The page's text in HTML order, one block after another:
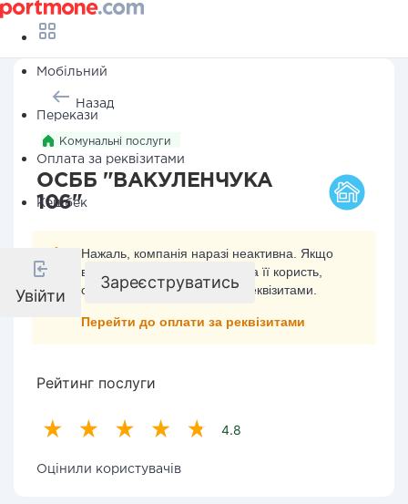
Мобільний
Перекази
Оплата за реквізитами
Кешбек
Увійти
Зареєструватись
Назад
Комунальні послуги
ОСББ "ВАКУЛЕНЧУКА
106"
Нажаль, компанія наразі неактивна. Якщо
ви хочете здійснити платіж на її користь,
скористайтесь оплатою за реквізитами.
Перейти до оплати за реквізитами
Рейтинг послуги
4.8
Оцінили користувачів